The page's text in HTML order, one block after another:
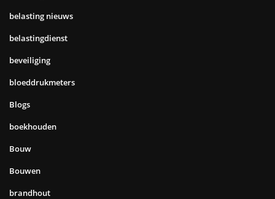
belasting nieuws
belastingdienst
beveiliging
bloeddrukmeters
Blogs
boekhouden
Bouw
Bouwen
brandhout